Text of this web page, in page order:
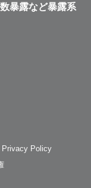
暴露など暴露系
Privacy Policy